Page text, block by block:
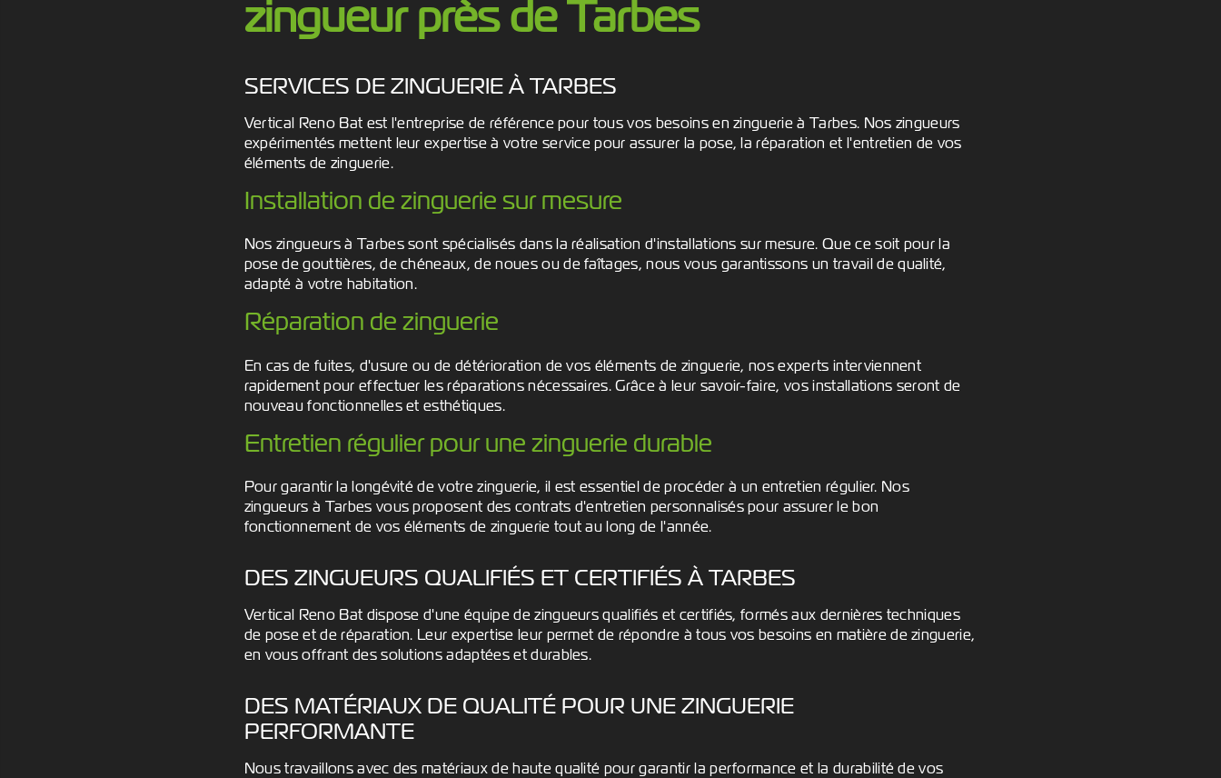
zingueur près de Tarbes
SERVICES DE ZINGUERIE À TARBES
Vertical Reno Bat est l'entreprise de référence pour tous vos besoins en zinguerie à Tarbes. Nos zingueurs
expérimentés mettent leur expertise à votre service pour assurer la pose, la réparation et l'entretien de vos
éléments de zinguerie.
Installation de zinguerie sur mesure
Nos zingueurs à Tarbes sont spécialisés dans la réalisation d'installations sur mesure. Que ce soit pour la
pose de gouttières, de chéneaux, de noues ou de faîtages, nous vous garantissons un travail de qualité,
adapté à votre habitation.
Réparation de zinguerie
En cas de fuites, d'usure ou de détérioration de vos éléments de zinguerie, nos experts interviennent
rapidement pour effectuer les réparations nécessaires. Grâce à leur savoir-faire, vos installations seront de
nouveau fonctionnelles et esthétiques.
Entretien régulier pour une zinguerie durable
Pour garantir la longévité de votre zinguerie, il est essentiel de procéder à un entretien régulier. Nos
zingueurs à Tarbes vous proposent des contrats d'entretien personnalisés pour assurer le bon
fonctionnement de vos éléments de zinguerie tout au long de l'année.
DES ZINGUEURS QUALIFIÉS ET CERTIFIÉS À TARBES
Vertical Reno Bat dispose d'une équipe de zingueurs qualifiés et certifiés, formés aux dernières techniques
de pose et de réparation. Leur expertise leur permet de répondre à tous vos besoins en matière de zinguerie,
en vous offrant des solutions adaptées et durables.
DES MATÉRIAUX DE QUALITÉ POUR UNE ZINGUERIE
PERFORMANTE
Nous travaillons avec des matériaux de haute qualité pour garantir la performance et la durabilité de vos